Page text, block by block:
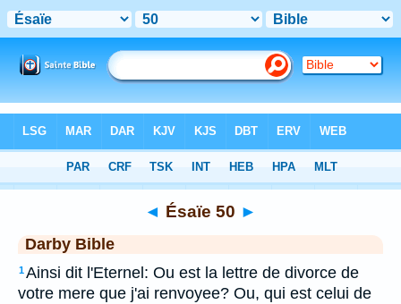
> Ésaïe 50
◄ Ésaïe 50 ►
Darby Bible
1Ainsi dit l'Eternel: Ou est la lettre de divorce de
votre mere que j'ai renvoyee? Ou, qui est celui de